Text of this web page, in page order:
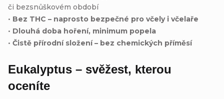
či bezsnůškovém období
• Bez THC – naprosto bezpečné pro včely i včelaře
• Dlouhá doba hoření, minimum popela
• Čistě přírodní složení – bez chemických příměsí
Eukalyptus – svěžest, kterou
oceníte